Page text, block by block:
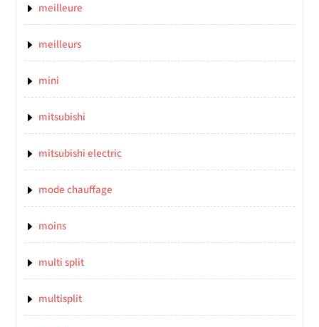
meilleure
meilleurs
mini
mitsubishi
mitsubishi electric
mode chauffage
moins
multi split
multisplit